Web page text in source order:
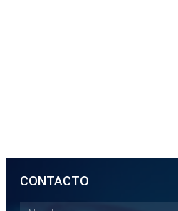
CONTACTO